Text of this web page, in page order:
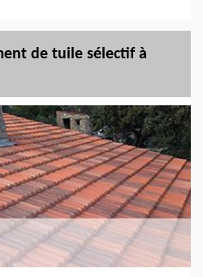
de tuile sélectif à